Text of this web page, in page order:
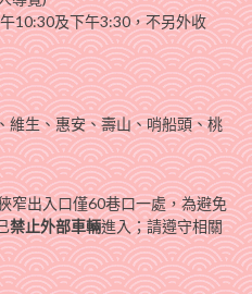
10:30及下午3:30，不另外收
維生、惠安、壽山、哨船頭、桃
窄出入口僅60巷口一處，為避免
禁止外部車輛進入；請遵守相關